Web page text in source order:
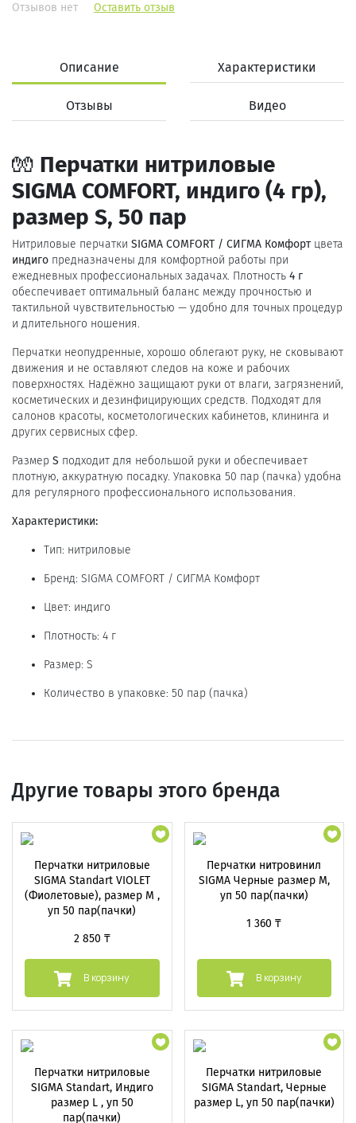
Отзывов нет Оставить отзыв
Описание Характеристики
Отзывы Видео
🧤 Перчатки нитриловые
SIGMA COMFORT, индиго (4 гр),
размер S, 50 пар
Нитриловые перчатки SIGMA COMFORT / СИГМА Комфортцвета
индиго предназначены для комфортной работы при
ежедневных профессиональных задачах. Плотность 4 г
обеспечивает оптимальный баланс между прочностью и
тактильной чувствительностью — удобно для точных процедур
и длительного ношения.
Перчатки неопудренные, хорошо облегают руку, не сковывают
движения и не оставляют следов на коже и рабочих
поверхностях. Надёжно защищают руки от влаги, загрязнений,
косметических и дезинфицирующих средств. Подходят для
салонов красоты, косметологических кабинетов, клининга и
других сервисных сфер.
Размер S подходит для небольшой руки и обеспечивает
плотную, аккуратную посадку. Упаковка 50 пар (пачка) удобна
для регулярного профессионального использования.
Характеристики:
Тип: нитриловые
Бренд: SIGMA COMFORT / СИГМА Комфорт
Цвет: индиго
Плотность: 4 г
Размер: S
Количество в упаковке: 50 пар (пачка)
Другие товары этого бренда
Перчатки нитриловые
SIGMA Standart VIOLET
(Фиолетовые), размер М ,
уп 50 пар(пачки)
2 850 ₸
В корзину
Перчатки нитровинил
SIGMA Черные размер M,
уп 50 пар(пачки)
1 360 ₸
В корзину
Перчатки нитриловые
SIGMA Standart, Индиго
размер L , уп 50
пар(пачки)
Перчатки нитриловые
SIGMA Standart, Черные
размер L, уп 50 пар(пачки)